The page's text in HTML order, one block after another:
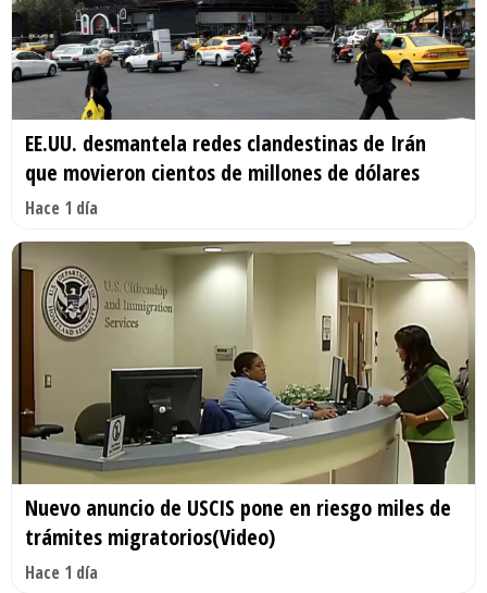
EE.UU. desmantela redes clandestinas de Irán
que movieron cientos de millones de dólares
Hace 1 día
Nuevo anuncio de USCIS pone en riesgo miles de
trámites migratorios(Video)
Hace 1 día